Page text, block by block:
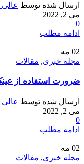
ارسال شده توسط عالی
می 2, 2022
0
ادامه مطلب
02 مه
مجله خبری, مقالات
ضرورت استفاده از
ارسال شده توسط عالی
می 2, 2022
0
ادامه مطلب
02 مه
مجله خبری, مقالات